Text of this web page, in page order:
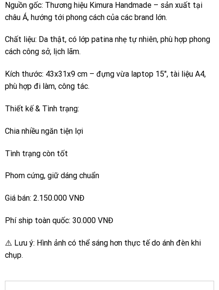
Nguồn gốc: Thương hiệu Kimura Handmade – sản xuất tại
châu Á, hướng tới phong cách của các brand lớn.
Chất liệu: Da thật, có lớp patina nhẹ tự nhiên, phù hợp phong
cách công sở, lịch lãm.
Kích thước: 43x31x9 cm – đựng vừa laptop 15″, tài liệu A4,
phù hợp đi làm, công tác.
Thiết kế & Tình trạng:
Chia nhiều ngăn tiện lợi
Tình trạng còn tốt
Phom cứng, giữ dáng chuẩn
Giá bán: 2.150.000 VNĐ
Phí ship toàn quốc: 30.000 VNĐ
⚠️ Lưu ý: Hình ảnh có thể sáng hơn thực tế do ánh đèn khi
chụp.